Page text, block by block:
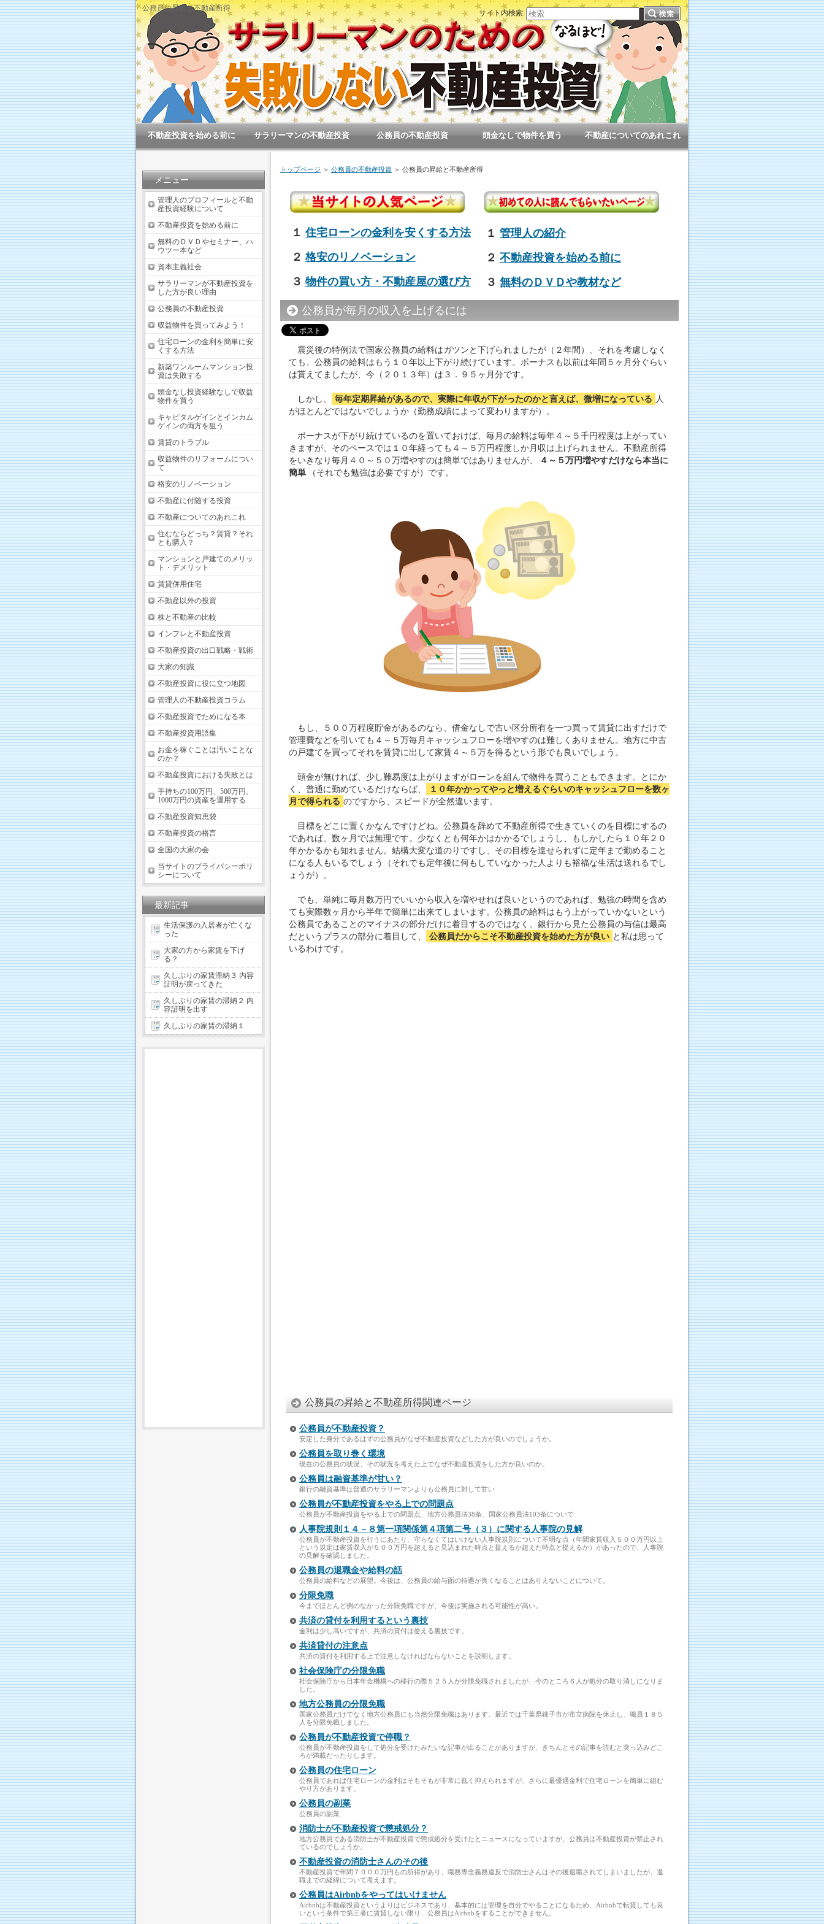
公務員の昇給と不動産所得
トップページ ＞ 公務員の不動産投資 ＞ 公務員の昇給と不動産所得
１住宅ローンの金利を安くする方法
２格安のリノベーション
３ 物件の買い方・不動産屋の選び方
１ 管理人の紹介
２ 不動産投資を始める前に
３ 無料のＤＶＤや教材など
公務員が毎月の収入を上げるには
震災後の特例法で国家公務員の給料はガツンと下げられましたが（２年間）、それを考慮しなく
ても、公務員の給料はもう１０年以上下がり続けています。ボーナスも以前は年間５ヶ月分ぐらい
は貰えてましたが、今（２０１３年）は３．９５ヶ月分です。
しかし、 毎年定期昇給があるので、実際に年収が下がったのかと言えば、微増になっている 人
がほとんどではないでしょうか（勤務成績によって変わりますが）。
ボーナスが下がり続けているのを置いておけば、毎月の給料は毎年４～５千円程度は上がってい
きますが、そのペースでは１０年経っても４～５万円程度しか月収は上げられません。不動産所得
をいきなり毎月４０～５０万増やすのは簡単ではありませんが、
４～５万円増やすだけなら本当に
簡単
（それでも勉強は必要ですが）です。
もし、５００万程度貯金があるのなら、借金なしで古い区分所有を一つ買って賃貸に出すだけで
管理費などを引いても４～５万毎月キャッシュフローを増やすのは難しくありません。地方に中古
の戸建てを買ってそれを賃貸に出して家賃４～５万を得るという形でも良いでしょう。
頭金が無ければ、少し難易度は上がりますがローンを組んで物件を買うこともできます。とにか
く、普通に勤めているだけならば、
１０年かかってやっと増えるぐらいのキャッシュフローを数ヶ
月で得られる のですから、スピードが全然違います。
目標をどこに置くかなんですけどね。公務員を辞めて不動産所得で生きていくのを目標にするの
であれば、数ヶ月では無理です。少なくとも何年かはかかるでしょうし、もしかしたら１０年２０
年かかるかも知れません。結構大変な道のりですし、その目標を達せられずに定年まで勤めること
になる人もいるでしょう（それでも定年後に何もしていなかった人よりも裕福な生活は送れるでし
ょうが）。
でも、単純に毎月数万円でいいから収入を増やせれば良いというのであれば、勉強の時間を含め
ても実際数ヶ月から半年で簡単に出来てしまいます。公務員の給料はもう上がっていかないという
公務員であることのマイナスの部分だけに着目するのではなく、銀行から見た公務員の与信は最高
だというプラスの部分に着目して、
公務員だからこそ不動産投資を始めた方が良い と私は思って
いるわけです。
公務員の昇給と不動産所得関連ページ
公務員が不動産投資？
安定した身分であるはずの公務員がなぜ不動産投資などした方が良いのでしょうか。
公務員を取り巻く環境
現在の公務員の状況、その状況を考えた上でなぜ不動産投資をした方が良いのか。
公務員は融資基準が甘い？
銀行の融資基準は普通のサラリーマンよりも公務員に対して甘い
公務員が不動産投資をやる上での問題点
公務員が不動産投資をやる上での問題点、地方公務員法38条、国家公務員法103条について
人事院規則１４－８第一項関係第４項第二号（３）に関する人事院の見解
公務員が不動産投資を行うにあたり、守らなくてはいけない人事院規則について不明な点（年間家賃収入５００万円以上
という規定は家賃収入が５００万円を超えると見込まれた時点と捉えるか超えた時点と捉えるか）があったので、人事院
の見解を確認しました。
公務員の退職金や給料の話
公務員の給料などの展望。今後は、公務員の給与面の待遇が良くなることはありえないことについて。
分限免職
今までほとんど例のなかった分限免職ですが、今後は実施される可能性が高い。
共済の貸付を利用するという裏技
金利は少し高いですが、共済の貸付は使える裏技です。
共済貸付の注意点
共済の貸付を利用する上で注意しなければならないことを説明します。
社会保険庁の分限免職
社会保険庁から日本年金機構への移行の際５２５人が分限免職されましたが、今のところ６人が処分の取り消しになりま
した。
地方公務員の分限免職
国家公務員だけでなく地方公務員にも当然分限免職はあります。最近では千葉県銚子市が市立病院を休止し、職員１８５
人を分限免職しました。
公務員が不動産投資で停職？
公務員が不動産投資をして処分を受けたみたいな記事が出ることがありますが、きちんとその記事を読むと突っ込みどこ
ろが満載だったりします。
公務員の住宅ローン
公務員であれば住宅ローンの金利はそもそもが非常に低く抑えられますが、さらに最優遇金利で住宅ローンを簡単に組む
やり方があります。
公務員の副業
公務員の副業
消防士が不動産投資で懲戒処分？
地方公務員である消防士が不動産投資で懲戒処分を受けたとニュースになっていますが、公務員は不動産投資が禁止され
ているのでしょうか。
不動産投資の消防士さんのその後
不動産投資で年間７０００万円もの所得があり、職務専念義務違反で消防士さんはその後退職されてしまいましたが、退
職までの経緯について考えます。
公務員はAirbnbをやってはいけません
Airbnbは不動産投資というよりはビジネスであり、基本的には管理を自分でやることになるため、Airbnbで転貸しても良
いという条件で第三者に賃貸しない限り、公務員はAirbnbをすることができません。
メニュー
管理人のプロフィールと不動
産投資経験について
不動産投資を始める前に
無料のＤＶＤやセミナー、ハ
ウツー本など
資本主義社会
サラリーマンが不動産投資を
した方が良い理由
公務員の不動産投資
収益物件を買ってみよう！
住宅ローンの金利を簡単に安
くする方法
新築ワンルームマンション投
資は失敗する
頭金なし投資経験なしで収益
物件を買う
キャピタルゲインとインカム
ゲインの両方を狙う
賃貸のトラブル
収益物件のリフォームについ
て
格安のリノベーション
不動産に付随する投資
不動産についてのあれこれ
住むならどっち？賃貸？それ
とも購入？
マンションと戸建てのメリッ
ト・デメリット
賃貸併用住宅
不動産以外の投資
株と不動産の比較
インフレと不動産投資
不動産投資の出口戦略・戦術
大家の知識
不動産投資に役に立つ地図
管理人の不動産投資コラム
不動産投資でためになる本
不動産投資用語集
お金を稼ぐことは汚いことな
のか？
不動産投資における失敗とは
手持ちの100万円、500万円、
1000万円の資産を運用する
不動産投資知恵袋
不動産投資の格言
全国の大家の会
当サイトのプライバシーポリ
シーについて
最新記事
生活保護の入居者が亡くな
った
大家の方から家賃を下げ
る？
久しぶりの家賃滞納３ 内容
証明が戻ってきた
久しぶりの家賃の滞納２ 内
容証明を出す
久しぶりの家賃の滞納１
不動産投資を始める前に サラリーマンの不動産投資 公務員の不動産投資 頭金なしで物件を買う 不動産についてのあれこれ
サイト内検索: